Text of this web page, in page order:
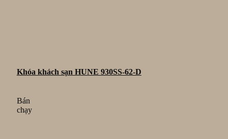
Khóa khách sạn HUNE 930SS-62-D
Bán
chạy